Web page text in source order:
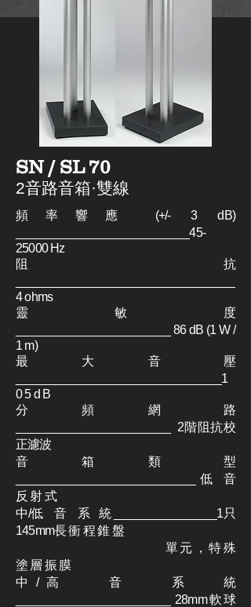
SN / SL 70
2音路音箱·雙線
頻率響應 (+/- 3 dB)
___________________________45-
25000 Hz
阻 抗
4 ohms
靈 敏 度
________________________ 86 dB (1 W /
1 m)
最 大 音 壓
________________________________1
0 5 d B
分 頻 網 路
________________________ 2階阻抗校
正濾波
音 箱 類 型
____________________________低 音
反 射 式
中/低 音 系 統 ________________1只
145mm長 衝 程 錐 盤
單 元 ， 特 殊
塗 層 振 膜
中/高 音 系 統
________________________ 28mm軟球